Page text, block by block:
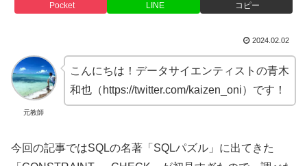
Pocket LINE コピー
2024.02.02
元教師
こんにちは！データサイエンティストの青木
和也（https://twitter.com/kaizen_oni）です！
今回の記事ではSQLの名著「SQLパズル」に出てきた